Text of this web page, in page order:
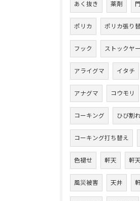
あく抜き 薬剤 門
ポリカ ポリカ張り
フック ストックヤ
アライグマ イタチ
アナグマ コウモリ
コーキング ひび割
コーキング打ち替え
色褪せ 軒天 軒
風災被害 天井